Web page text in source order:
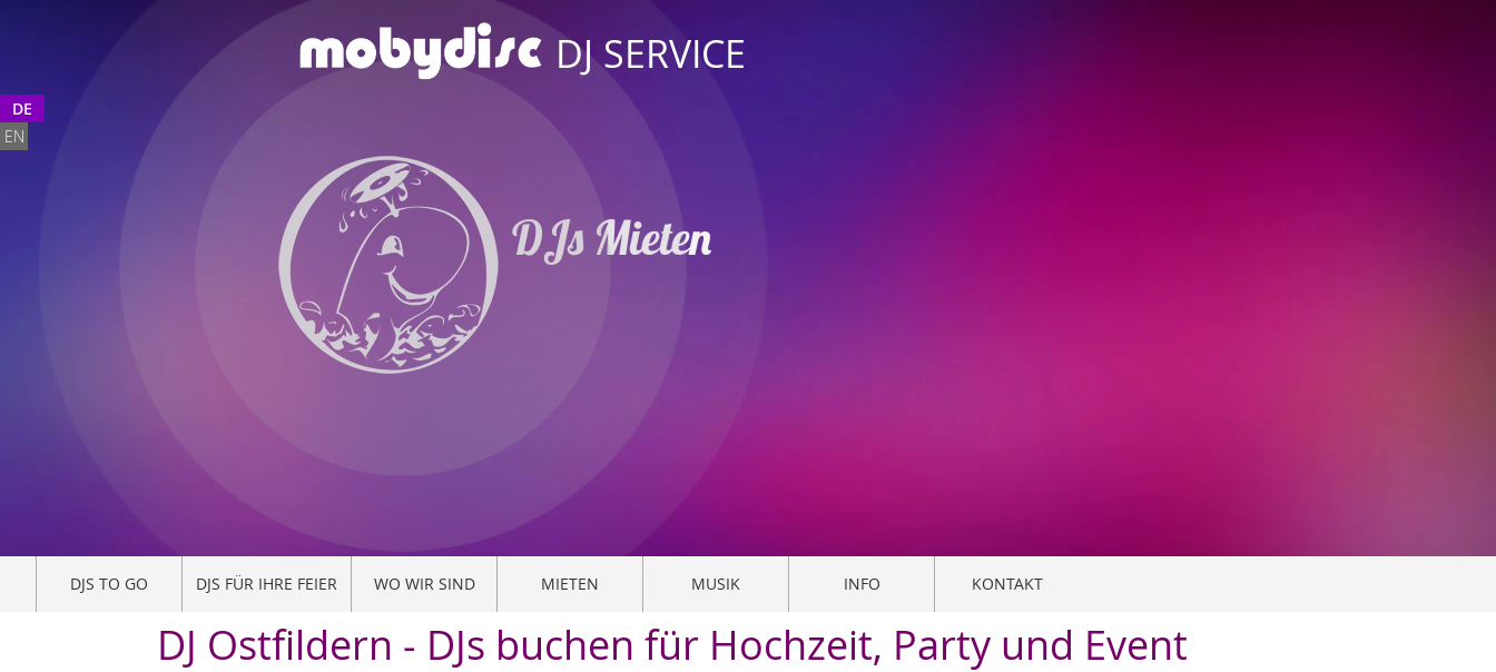
DJ SERVICE
DJs Mieten
DJS TO GO DJS FÜR IHRE FEIER WO WIR SIND MIETEN MUSIK INFO KONTAKT
DE
EN
DJ Ostfildern - DJs buchen für Hochzeit, Party und Event